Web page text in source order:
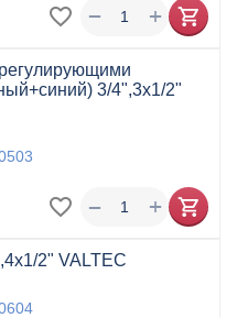
+
−
3/4",3x1/2"
+
−
2" VALTEC